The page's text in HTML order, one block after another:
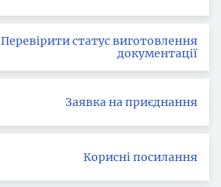
Перевірити статус виготовлення
документації
Заявка на приєднання
Корисні посилання